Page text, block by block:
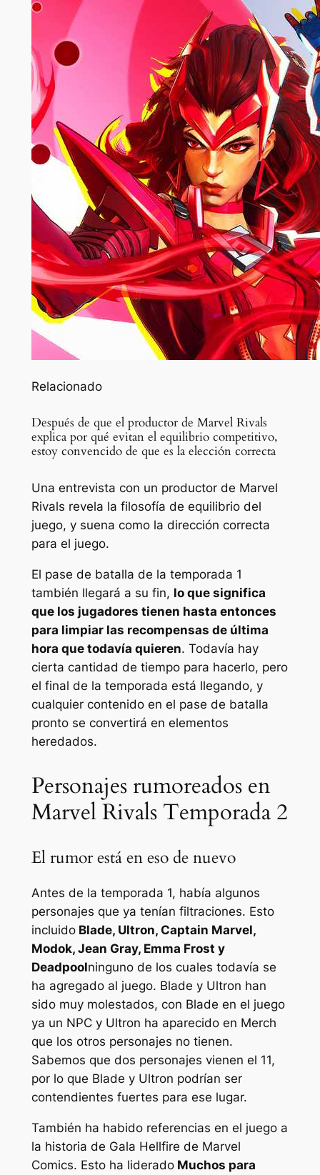
Relacionado
Después de que el productor de Marvel Rivals
explica por qué evitan el equilibrio competitivo,
estoy convencido de que es la elección correcta
Una entrevista con un productor de Marvel
Rivals revela la filosofía de equilibrio del
juego, y suena como la dirección correcta
para el juego.
El pase de batalla de la temporada 1
también llegará a su fin, lo que significa
que los jugadores tienen hasta entonces
para limpiar las recompensas de última
hora que todavía quieren. Todavía hay
cierta cantidad de tiempo para hacerlo, pero
el final de la temporada está llegando, y
cualquier contenido en el pase de batalla
pronto se convertirá en elementos
heredados.
Personajes rumoreados en
Marvel Rivals Temporada 2
El rumor está en eso de nuevo
Antes de la temporada 1, había algunos
personajes que ya tenían filtraciones. Esto
incluidoBlade, Ultron, Captain Marvel,
Modok, Jean Gray, Emma Frost y
Deadpoolninguno de los cuales todavía se
ha agregado al juego. Blade y Ultron han
sido muy molestados, con Blade en el juego
ya un NPC y Ultron ha aparecido en Merch
que los otros personajes no tienen.
Sabemos que dos personajes vienen el 11,
por lo que Blade y Ultron podrían ser
contendientes fuertes para ese lugar.
También ha habido referencias en el juego a
la historia de Gala Hellfire de Marvel
Comics. Esto ha lideradoMuchos para